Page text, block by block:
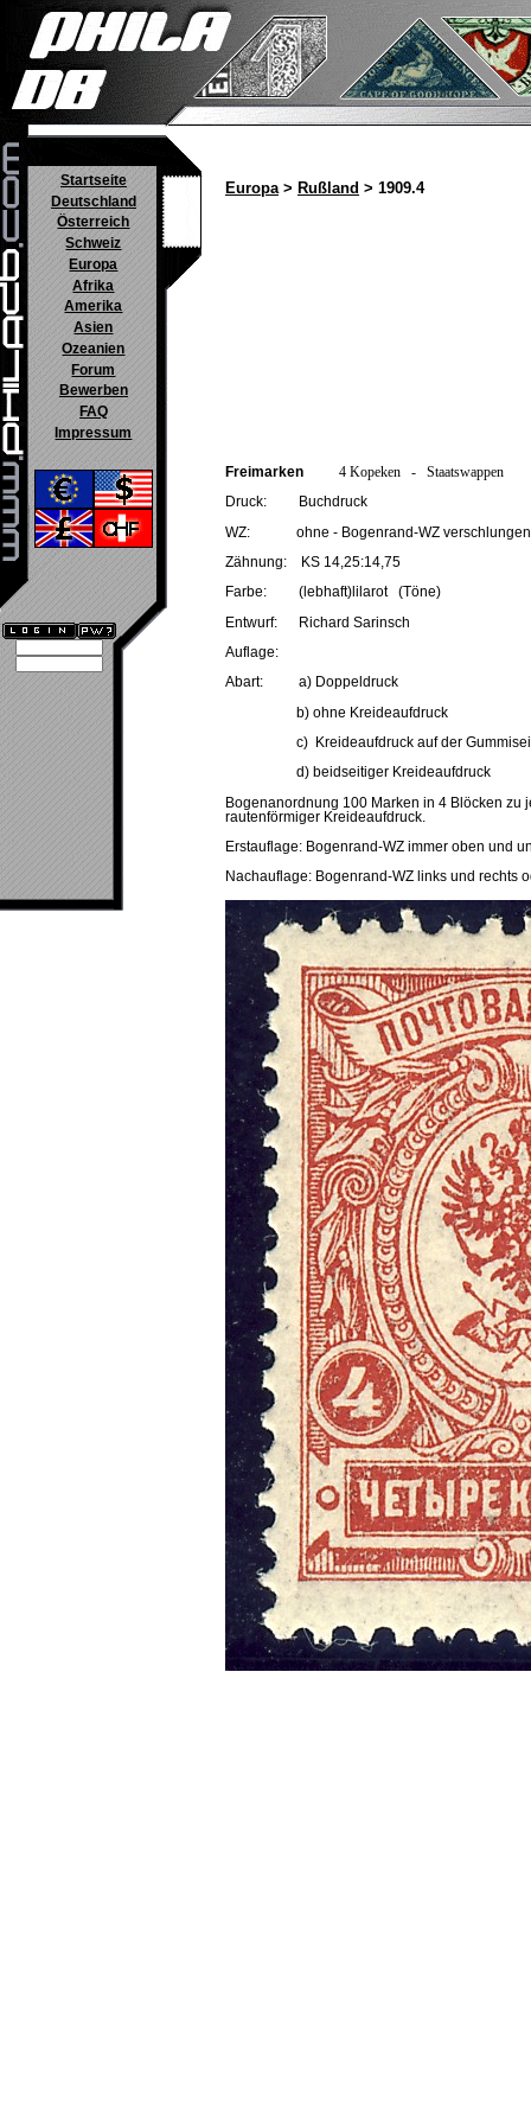
Startseite
Deutschland
Österreich
Schweiz
Europa
Afrika
Amerika
Asien
Ozeanien
Forum
Bewerben
FAQ
Impressum
Europa> Rußland > 1909.4
Freimarken 4 Kopeken - Staatswappen
Druck: Buchdruck
WZ: ohne - Bogenrand-WZ
Zähnung: KS 14,25:14,75
Farbe: (lebhaft)lilarot (Töne)
Entwurf: Richard Sarinsch
Auflage:
Abart: a) Doppeldruck
b) ohne Kreideaufdruck
c) Kreideaufdruck auf der
d) beidseitiger Kreideaufdruck
Bogenanordnung 100 Marken in 4 Blöcken zu
rautenförmiger Kreideaufdruck.
Erstauflage: Bogenrand-WZ immer oben und
Nachauflage: Bogenrand-WZ links und rechts